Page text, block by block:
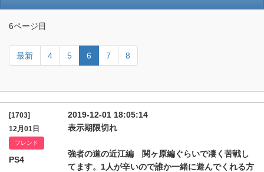
6ページ目
最新 4 5 6 7 8
[1703]
12月01日
フレンド
PS4
2019-12-01 18:05:14
表示期限切れ
強者の道の近江編 関ヶ原編ぐらいで凄く苦戦し
てます。1人が辛いので誰か一緒に遊んでくれる方